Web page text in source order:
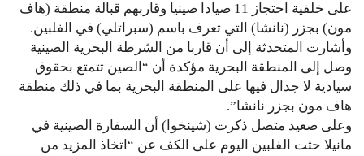
على خلفية احتجاز 11 صيادا صينيا وقاربهم قبالة منطقة (هاف
مون) بجزر (نانشا) التي تعرف باسم (سبراتلي) في الفلبين.
وأشارت المتحدثة إلى أن قاربا من الشرطة البحرية الصينية
وصل إلى المنطقة البحرية مؤكدة أن “الصين تتمتع بحقوق
سيادية لا جدال فيها على المنطقة البحرية بما في ذلك منطقة
هاف مون بجزر نانشا”.
وعلى صعيد متصل ذكرت (شينخوا) أن السفارة الصينية في
مانيلا حثت الفلبين اليوم على الكف عن “اتخاذ المزيد من